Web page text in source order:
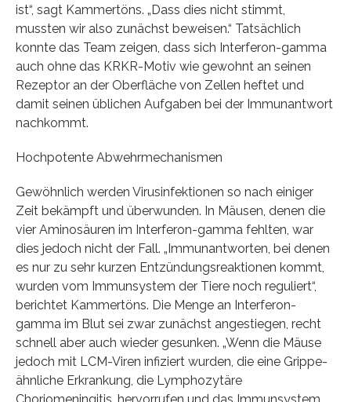
ist“, sagt Kammertöns. „Dass dies nicht stimmt,
mussten wir also zunächst beweisen.“ Tatsächlich
konnte das Team zeigen, dass sich Interferon-gamma
auch ohne das KRKR-Motiv wie gewohnt an seinen
Rezeptor an der Oberfläche von Zellen heftet und
damit seinen üblichen Aufgaben bei der Immunantwort
nachkommt.
Hochpotente Abwehrmechanismen
Gewöhnlich werden Virusinfektionen so nach einiger
Zeit bekämpft und überwunden. In Mäusen, denen die
vier Aminosäuren im Interferon-gamma fehlten, war
dies jedoch nicht der Fall. „Immunantworten, bei denen
es nur zu sehr kurzen Entzündungsreaktionen kommt,
wurden vom Immunsystem der Tiere noch reguliert“,
berichtet Kammertöns. Die Menge an Interferon-
gamma im Blut sei zwar zunächst angestiegen, recht
schnell aber auch wieder gesunken. „Wenn die Mäuse
jedoch mit LCM-Viren infiziert wurden, die eine Grippe-
ähnliche Erkrankung, die Lymphozytäre